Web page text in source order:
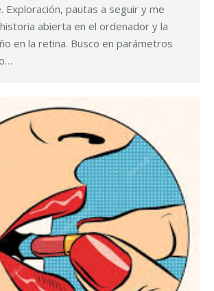
Exploración, pautas a seguir y me
abierta en el ordenador y la
en la retina. Busco en parámetros